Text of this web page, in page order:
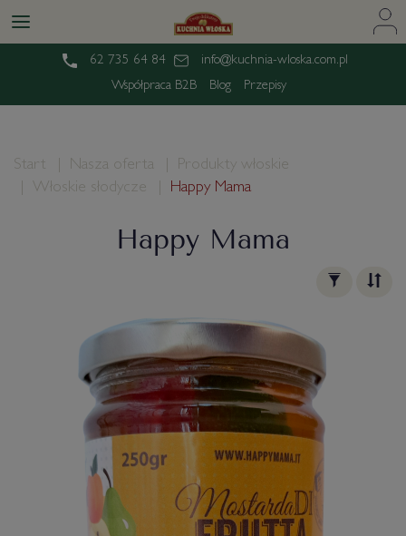
62 735 64 84
info@kuchnia-wloska.com.pl
Współpraca B2B
Blog Przepisy
Start Nasza oferta
Produkty włoskie
Włoskie słodycze
Happy Mama
Happy Mama